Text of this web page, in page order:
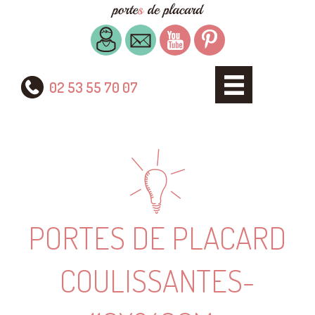
02 53 55 70 07
PORTES DE PLACARD
COULISSANTES-